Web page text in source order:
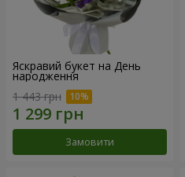
Яскравий букет на День
народження
1 443 грн
Замовити